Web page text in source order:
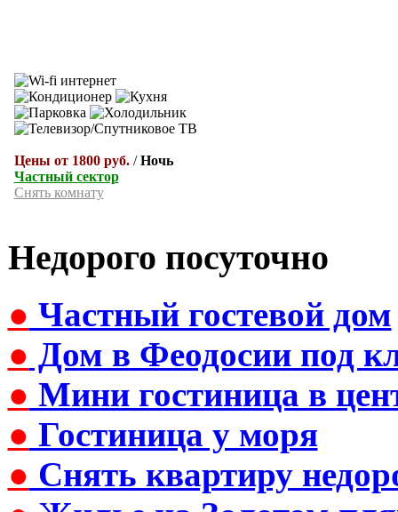
Цены от 1800 руб./Ночь
Частный сектор
Снять комнату
Недорого посуточно
● Частный гостевой дом
● Дом в Феодосии под
● Мини гостиница в
● Гостиница у моря
● Снять квартиру